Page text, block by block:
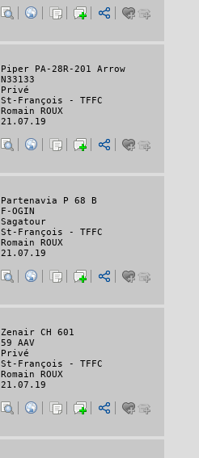
Piper PA-28R-201 Arrow
N33133
Privé
St-François - TFFC
Romain ROUX
21.07.19
Partenavia P 68 B
F-OGIN
Sagatour
St-François - TFFC
Romain ROUX
21.07.19
Zenair CH 601
59 AAV
Privé
St-François - TFFC
Romain ROUX
21.07.19